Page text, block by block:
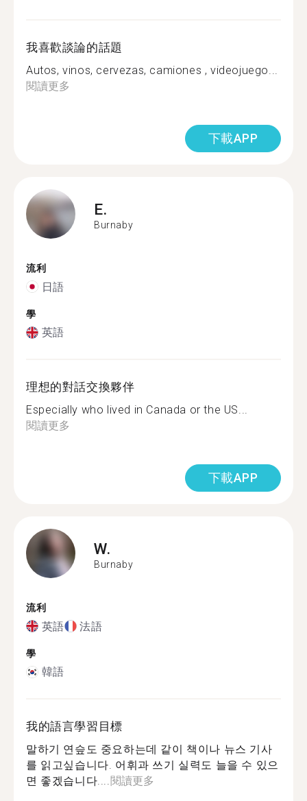
我喜歡談論的話題
Autos, vinos, cervezas, camiones , videojuego...
閱讀更多
下載APP
E.
Burnaby
流利
日語
學
英語
理想的對話交換夥伴
Especially who lived in Canada or the US...
閱讀更多
下載APP
W.
Burnaby
流利
英語 法語
學
韓語
我的語言學習目標
말하기 연슾도 중요하는데 같이 책이나 뉴스 기사
를 읽고싶습니다. 어휘과 쓰기 실력도 늘을 수 있으
면 좋겠습니다....閱讀更多